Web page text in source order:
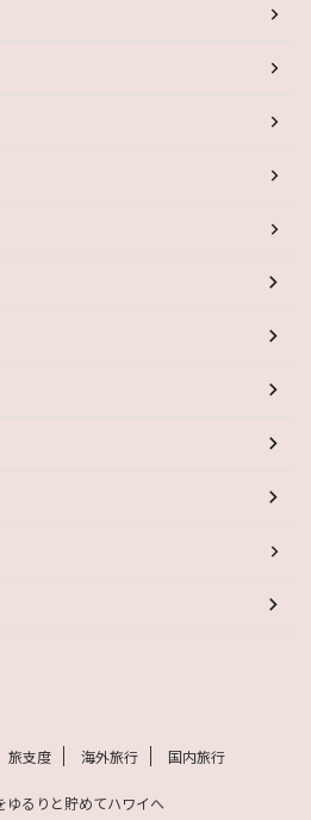
旅支度 海外旅行 国内旅行
ゆるりと貯めてハワイへ